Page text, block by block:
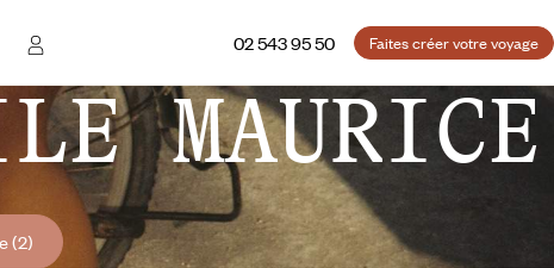
02 543 95 50 Faites créer votre voyage
MAURICE
(2)